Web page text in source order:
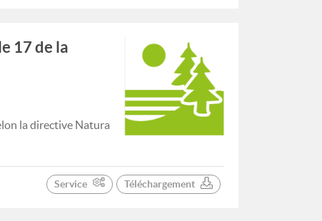
17 de la
la directive Natura
Service Téléchargement